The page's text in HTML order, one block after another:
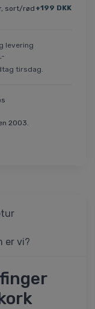
sort/rød +199 DKK
levering
tirsdag.
2003.
er vi?